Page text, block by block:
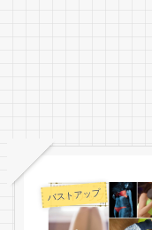
バストアップ